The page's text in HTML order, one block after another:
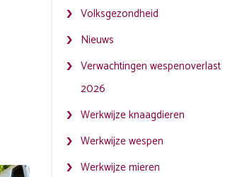
Volksgezondheid
Nieuws
Verwachtingen wespenoverlast
2026
Werkwijze knaagdieren
Werkwijze wespen
Werkwijze mieren